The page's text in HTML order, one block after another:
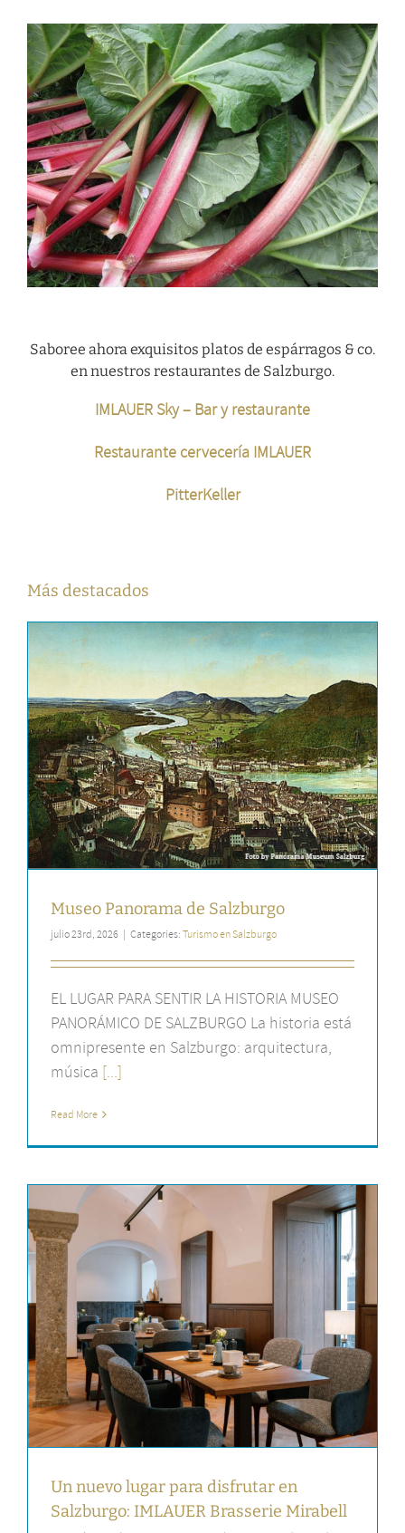
Saboree ahora exquisitos platos de espárragos & co.
en nuestros restaurantes de Salzburgo.
IMLAUER Sky – Bar y restaurante
Restaurante cervecería IMLAUER
PitterKeller
Más destacados
Museo Panorama de Salzburgo
julio 23rd, 2026 | Categories: Turismo en Salzburgo
EL LUGAR PARA SENTIR LA HISTORIA MUSEO
PANORÁMICO DE SALZBURGO La historia está
omnipresente en Salzburgo: arquitectura,
música [...]
Read More
Un nuevo lugar para disfrutar en
Salzburgo: IMLAUER Brasserie Mirabell